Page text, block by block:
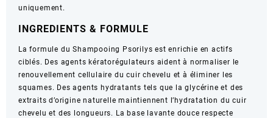
uniquement.
INGREDIENTS & FORMULE
La formule du Shampooing Psorilys est enrichie en actifs
ciblés. Des agents kératorégulateurs aident à normaliser le
renouvellement cellulaire du cuir chevelu et à éliminer les
squames. Des agents hydratants tels que la glycérine et des
extraits d’origine naturelle maintiennent l’hydratation du cuir
chevelu et des longueurs. La base lavante douce respecte